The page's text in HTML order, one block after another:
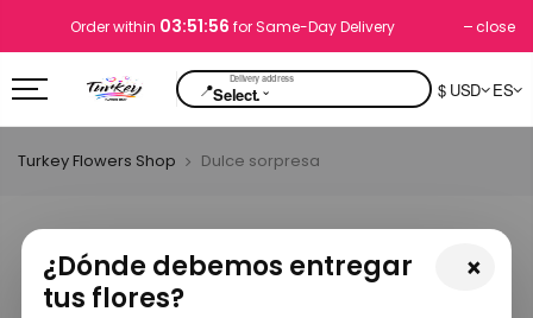
Order within 03:51:56 for Same-Day Delivery close
📍Select.⌄ $ USD ES
×
¿Dónde debemos entregar
tus flores?
Turkey Flowers Shop Dulce sorpresa